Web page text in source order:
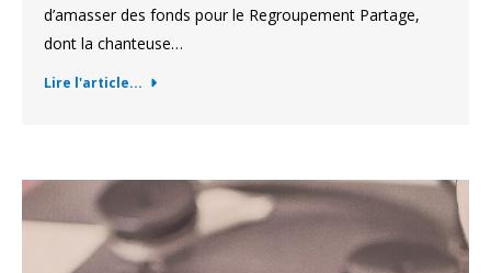
d’amasser des fonds pour le Regroupement Partage,
dont la chanteuse…
Lire l'article...